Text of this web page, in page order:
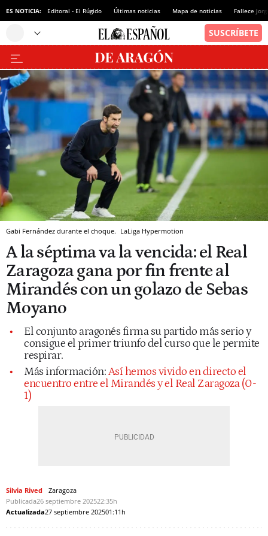
ES NOTICIA: Editoral - El Rúgido Últimas noticias Mapa de noticias Fallece
Gabi Fernández durante el choque. LaLiga Hypermotion
A la séptima va la vencida: el Real
Zaragoza gana por fin frente al
Mirandés con un golazo de Sebas
Moyano
El conjunto aragonés firma su partido más serio y
consigue el primer triunfo del curso que le permite
respirar.
Más información:Así hemos vivido en directo el
encuentro entre el Mirandés y el Real Zaragoza (0-
1)
Silvia Rived
Zaragoza
Publicada26 septiembre 202522:35h
Actualizada27 septiembre 202501:11h